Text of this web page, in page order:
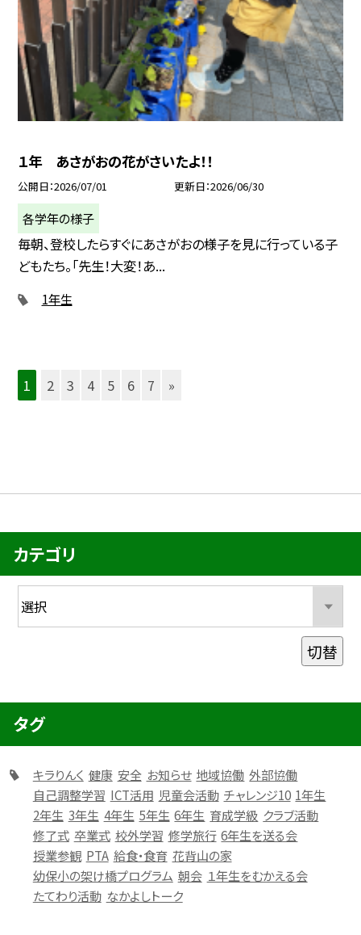
１年 あさがおの花がさいたよ！！
公開日 2026/07/01 更新日 2026/06/30
各学年の様子
毎朝、登校したらすぐにあさがおの様子を見に行っている子
どもたち。「先生！大変！あ...
1年生
1 2 3 4 5 6 7 »
カテゴリ
切替
タグ
キラりんく 健康 安全 お知らせ 地域協働 外部協働
自己調整学習 ICT活用 児童会活動 チャレンジ10 1年生
2年生 3年生 4年生 5年生 6年生 育成学級 クラブ活動
修了式 卒業式 校外学習 修学旅行 6年生を送る会
授業参観 PTA 給食・食育 花背山の家
幼保小の架け橋プログラム 朝会 １年生をむかえる会
たてわり活動 なかよしトーク